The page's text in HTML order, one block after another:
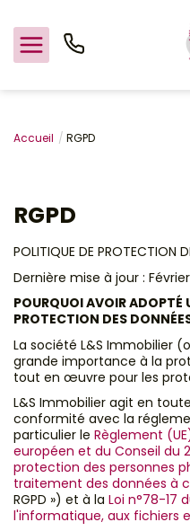
Nos offres
Rejoindre le
Accueil RGPD
RGPD
POLITIQUE DE PROTECTION
Dernière mise à jour :
POURQUOI AVOIR ADOPTÉ
PROTECTION DES
La société L&S Immobilier
grande importance à la
tout en œuvre pour les
L&S Immobilier agit en
conformité avec la
particulier le Règlement
européen et du Conseil du
protection des personnes
traitement des données à
RGPD ») et à la Loi n°78-17
l'informatique, aux fichiers